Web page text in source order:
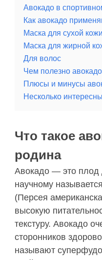
Авокадо в
Как авокадо
Маска для сухой
Маска для жирной
Для волос
Чем полезно
Плюсы и минусы
Несколько
Что такое
родина
Авокадо — это плод
научному
(Персея
высокую
текстуру. Авокадо
сторонников
называют